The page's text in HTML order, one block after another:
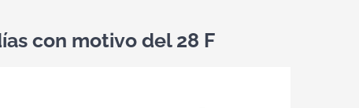
con motivo del 28 F